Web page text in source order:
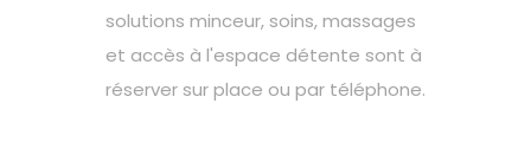
solutions minceur, soins, massages
et accès à l'espace détente sont à
réserver sur place ou par téléphone.